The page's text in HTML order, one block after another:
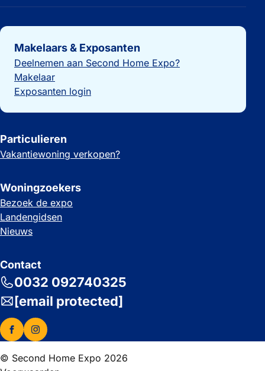
Belangrijke links
Makelaars & Exposanten
Deelnemen aan Second Home Expo?
Makelaar
Exposanten login
Particulieren
Vakantiewoning verkopen?
Woningzoekers
Bezoek de expo
Landengidsen
Nieuws
Contact
0032 092740325
[email protected]
© Second Home Expo 2026